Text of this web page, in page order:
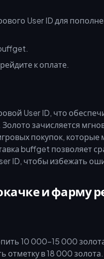
к оплате.
User ID, что
зачисляется
покупок, которые
buffget позволяет
ID, чтобы избежать
и фарму
10 000–15 000
отметку в 18 000